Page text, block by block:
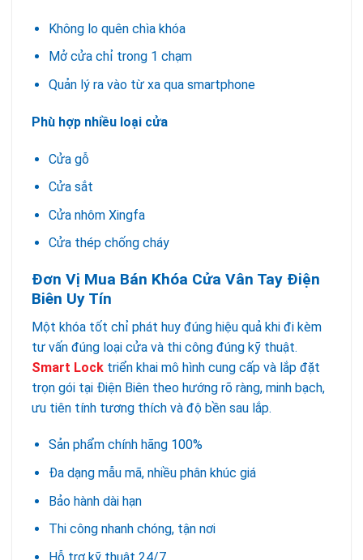
Không lo quên chìa khóa
Mở cửa chỉ trong 1 chạm
Quản lý ra vào từ xa qua smartphone
Phù hợp nhiều loại cửa
Cửa gỗ
Cửa sắt
Cửa nhôm Xingfa
Cửa thép chống cháy
Đơn Vị Mua Bán Khóa Cửa Vân Tay Điện
Biên Uy Tín
Một khóa tốt chỉ phát huy đúng hiệu quả khi đi kèm
tư vấn đúng loại cửa và thi công đúng kỹ thuật.
Smart Lock triển khai mô hình cung cấp và lắp đặt
trọn gói tại Điện Biên theo hướng rõ ràng, minh bạch,
ưu tiên tính tương thích và độ bền sau lắp.
Sản phẩm chính hãng 100%
Đa dạng mẫu mã, nhiều phân khúc giá
Bảo hành dài hạn
Thi công nhanh chóng, tận nơi